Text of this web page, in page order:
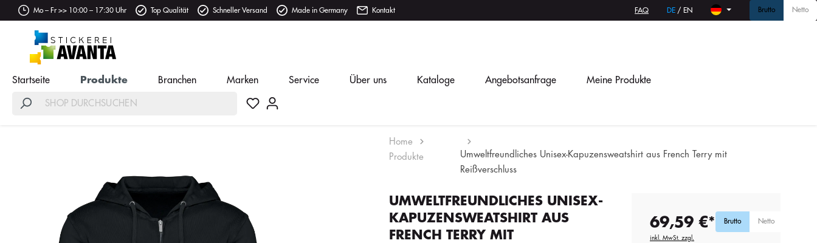
Mo – Fr >> 10:00 – 17:30 Uhr Top Qualität Schneller Versand Made in Germany Kontakt FAQ DE / EN Brutto Netto
Startseite Produkte Branchen Marken Service Über uns Kataloge Angebotsanfrage Meine Produkte
Home
Produkte
Umweltfreundliches Unisex-Kapuzensweatshirt aus French Terry mit
Reißverschluss
UMWELTFREUNDLICHES UNISEX-
KAPUZENSWEATSHIRT AUS
FRENCH TERRY MIT
69,59 €*
inkl. MwSt. zzgl.
Brutto Netto